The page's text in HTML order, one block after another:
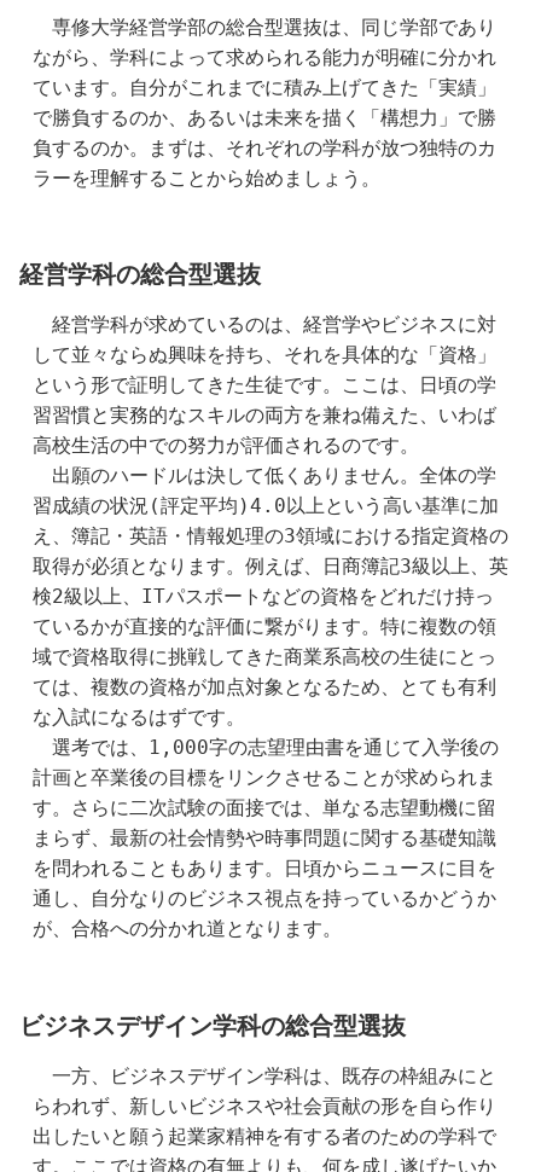
専修大学経営学部の総合型選抜は、同じ学部であり
ながら、学科によって求められる能力が明確に分かれ
ています。自分がこれまでに積み上げてきた「実績」
で勝負するのか、あるいは未来を描く「構想力」で勝
負するのか。まずは、それぞれの学科が放つ独特のカ
ラーを理解することから始めましょう。
経営学科の総合型選抜
経営学科が求めているのは、経営学やビジネスに対
して並々ならぬ興味を持ち、それを具体的な「資格」
という形で証明してきた生徒です。ここは、日頃の学
習習慣と実務的なスキルの両方を兼ね備えた、いわば
高校生活の中での努力が評価されるのです。
出願のハードルは決して低くありません。全体の学
習成績の状況(評定平均)4.0以上という高い基準に加
え、簿記・英語・情報処理の3領域における指定資格の
取得が必須となります。例えば、日商簿記3級以上、英
検2級以上、ITパスポートなどの資格をどれだけ持っ
ているかが直接的な評価に繋がります。特に複数の領
域で資格取得に挑戦してきた商業系高校の生徒にとっ
ては、複数の資格が加点対象となるため、とても有利
な入試になるはずです。
選考では、1,000字の志望理由書を通じて入学後の
計画と卒業後の目標をリンクさせることが求められま
す。さらに二次試験の面接では、単なる志望動機に留
まらず、最新の社会情勢や時事問題に関する基礎知識
を問われることもあります。日頃からニュースに目を
通し、自分なりのビジネス視点を持っているかどうか
が、合格への分かれ道となります。
ビジネスデザイン学科の総合型選抜
一方、ビジネスデザイン学科は、既存の枠組みにと
らわれず、新しいビジネスや社会貢献の形を自ら作り
出したいと願う起業家精神を有する者のための学科で
す。ここでは資格の有無よりも、何を成し遂げたいか